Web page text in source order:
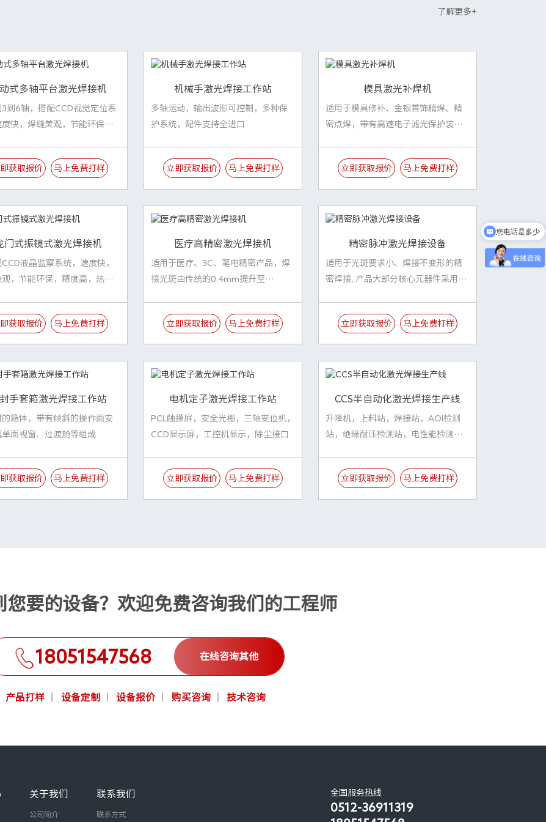
了解更多+
式多轴平台激光焊接机
3到6轴，搭配CCD视觉定位系
度快，焊缝美观，节能环保，
获取报价 马上免费打样
机械手激光焊接工作站
多轴运动，输出波形可控制，多种保
护系统，配件支持全进口
立即获取报价 马上免费打样
模具激光补焊机
适用于模具修补、金银首饰精焊、精
密点焊，带有高速电子滤光保护装
立即获取报价 马上免费打样
门式振镜式激光焊接机
CCD液晶监察系统，速度快，
，节能环保，精度高，热影
获取报价 马上免费打样
医疗高精密激光焊接机
适用于医疗、3C、笔电精密产品，焊
接光斑由传统的0.4mm提升至
立即获取报价 马上免费打样
精密脉冲激光焊接设备
适用于光斑要求小、焊接不变形的精
密焊接, 产品大部分核心元器件采用进
立即获取报价 马上免费打样
手套箱激光焊接工作站
的箱体，带有倾斜的操作面安
单面视窗、过渡舱等组成
获取报价 马上免费打样
电机定子激光焊接工作站
PCL触摸屏，安全光栅，三轴变位机，
CCD显示屏，工控机显示，除尘接口
立即获取报价 马上免费打样
CCS半自动化激光焊接生产线
升降机，上料站，焊接站，AOI检测
站，绝缘耐压检测站，电性能检测
立即获取报价 马上免费打样
您要的设备？欢迎免费咨询我们的工程师
18051547568 在线咨询其他
产品打样 设备定制 设备报价 购买咨询 技术咨询
关于我们
公司简介
联系我们
联系方式
全国服务热线
0512-36911319
您电话是多少